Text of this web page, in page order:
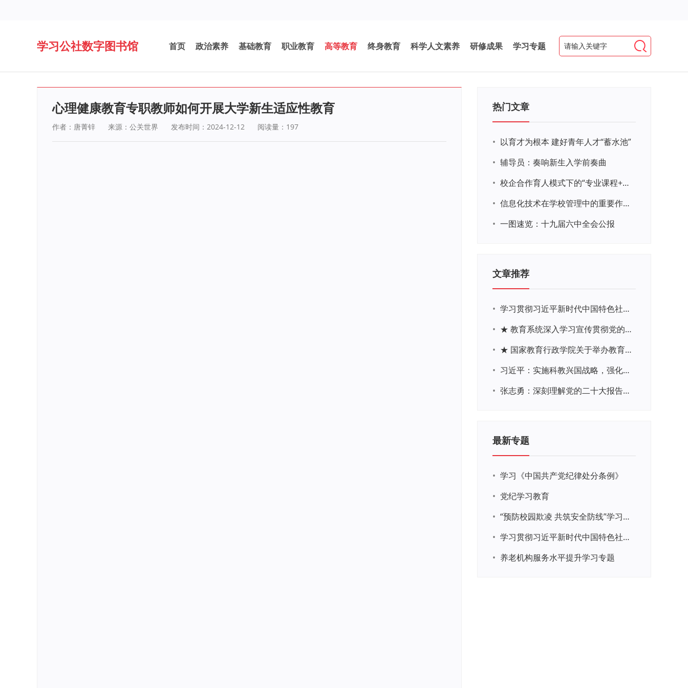
学习公社数字图书馆 首页 政治素养 基础教育 职业教育 高等教育 终身教育 科学人文素养 研修成果 学习专题
心理健康教育专职教师如何开展大学新生适应性教育
作者：唐菁锌 来源：公关世界 发布时间：2024-12-12 阅读量： 197
热门文章
• 以育才为根本 建好青年人才“蓄水池”
• 辅导员：奏响新生入学前奏曲
•
校企合作育人模式下的“专业课程+思政教育+党建活动”交叉融合的课程思政教学探索与实践
•
信息化技术在学校管理中的重要作用 ——以贵州省威宁民族中学和校园使用等为例
• 一图速览：十九届六中全会公报
文章推荐
•
学习贯彻习近平新时代中国特色社会主义思想主题教育网络培训
•
★ 教育系统深入学习宣传贯彻党的二十大精神学习专题
•
★ 国家教育行政学院关于举办教育系统深入学习宣传贯彻党的二十大精神专题网络培训的通知
•
习近平：实施科教兴国战略，强化现代化建设人才支撑
•
张志勇：深刻理解党的二十大报告关于教育的新思想、新战略、新要求
最新专题
• 学习《中国共产党纪律处分条例》
• 党纪学习教育
•
“预防校园欺凌 共筑安全防线”学习专题
•
学习贯彻习近平新时代中国特色社会主义思想主题教育
• 养老机构服务水平提升学习专题